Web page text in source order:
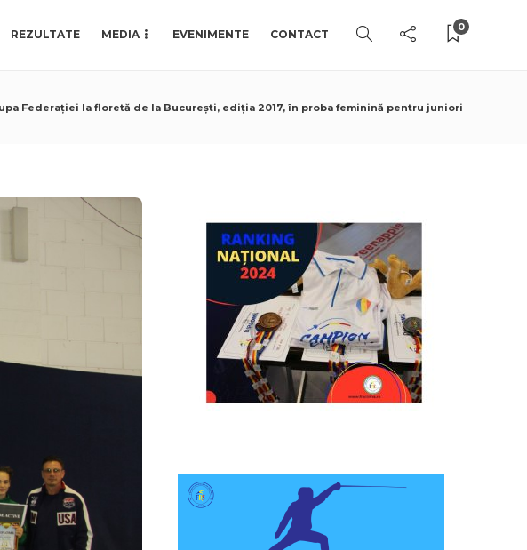
REZULTATE MEDIA EVENIMENTE CONTACT
0
Federației la floretă de la București, ediția 2017, în proba feminină pentru juniori